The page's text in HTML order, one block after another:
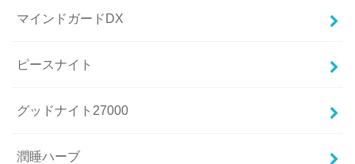
マインドガードDX
ピースナイト
グッドナイト27000
潤睡ハーブ